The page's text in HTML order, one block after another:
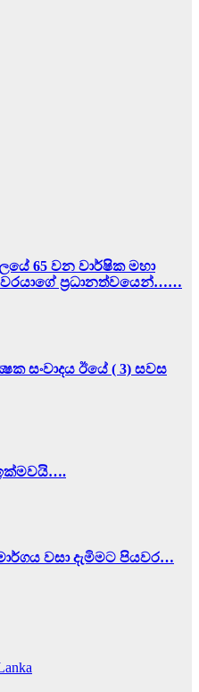
65 වන වාර්ෂික මහා
ප්‍රධානත්වයෙන්……
සංවාදය ඊයේ ( 3) සවස
ඉක්මවයි….
වසා දැමිමට පියවර…